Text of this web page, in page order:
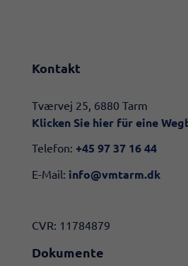
Kontakt
​​Tværvej 25, 6880 Tarm
Klicken Sie hier für eine
Telefon: +45 97 37 16 44
E-Mail: info@vmtarm.dk
CVR: 11784879
Dokumente